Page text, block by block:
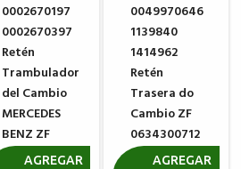
0002670197
0002670397
Retén
Trambulador
del Cambio
MERCEDES
BENZ ZF
0073301216
AGREGAR
0049970646
1139840
1414962
Retén
Trasera do
Cambio ZF
0634300712
R$ 51,13
AGREGAR